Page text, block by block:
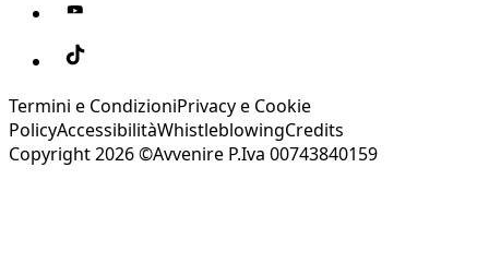
Termini e CondizioniPrivacy e Cookie
PolicyAccessibilitàWhistleblowingCredits
Copyright 2026 ©Avvenire P.Iva 00743840159